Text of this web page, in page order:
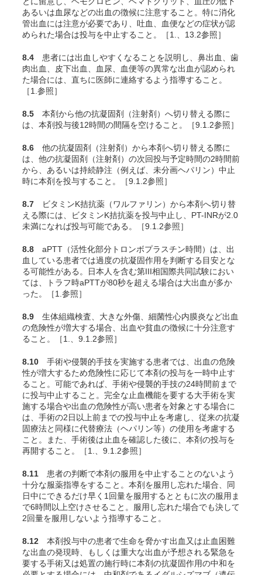
あるいは血尿などの出血の徴候に注意すること。特に消化
管出血には注意が必要であり、吐血、血便などの症状が認
められた場合は投与を中止すること。［1.、13.2参照］
8.4 患者には出血しやすくなることを説明し、鼻出血、歯
肉出血、皮下出血、血尿、血便等の異常な出血が認められ
た場合には、直ちに医師に連絡するよう指導すること。
［1.参照］
8.5 本剤から他の抗凝固剤（注射剤）へ切り替える際に
は、本剤投与後12時間の間隔を空けること。［9.1.2参照］
8.6 他の抗凝固剤（注射剤）から本剤へ切り替える際に
は、他の抗凝固剤（注射剤）の次回投与予定時間の2時間前
から、あるいは持続静注（例えば、未分画ヘパリン）中止
時に本剤を投与すること。［9.1.2参照］
8.7 ビタミンK拮抗薬（ワルファリン）から本剤へ切り替
える際には、ビタミンK拮抗薬を投与中止し、PT-INRが2.0
未満になれば投与可能である。［9.1.2参照］
8.8 aPTT（活性化部分トロンボプラスチン時間）は、出
血している患者では過度の抗凝固作用を判断する目安とな
る可能性がある。日本人を含む第III相国際共同試験におい
ては、トラフ時aPTTが80秒を超える場合は大出血が多か
った。［1.参照］
8.9 生体組織検査、大きな外傷、細菌性心内膜炎など出血
の危険性が増大する場合、出血や貧血の徴候に十分注意す
ること。［1.、9.1.2参照］
8.10 手術や侵襲的手技を実施する患者では、出血の危険
性が増大するため危険性に応じて本剤の投与を一時中止す
ること。可能であれば、手術や侵襲的手技の24時間前まで
に投与中止すること。完全な止血機能を要する大手術を実
施する場合や出血の危険性が高い患者を対象とする場合に
は、手術の2日以上前までの投与中止を考慮し、従来の抗凝
固療法と同様に代替療法（ヘパリン等）の使用を考慮する
こと。また、手術後は止血を確認した後に、本剤の投与を
再開すること。［1.、9.1.2参照］
8.11 患者の判断で本剤の服用を中止することのないよう
十分な服薬指導をすること。本剤を服用し忘れた場合、同
日中にできるだけ早く1回量を服用するとともに次の服用ま
で6時間以上空けさせること。服用し忘れた場合でも決して
2回量を服用しないよう指導すること。
8.12 本剤投与中の患者で生命を脅かす出血又は止血困難
な出血の発現時、もしくは重大な出血が予想される緊急を
要する手術又は処置の施行時に本剤の抗凝固作用の中和を